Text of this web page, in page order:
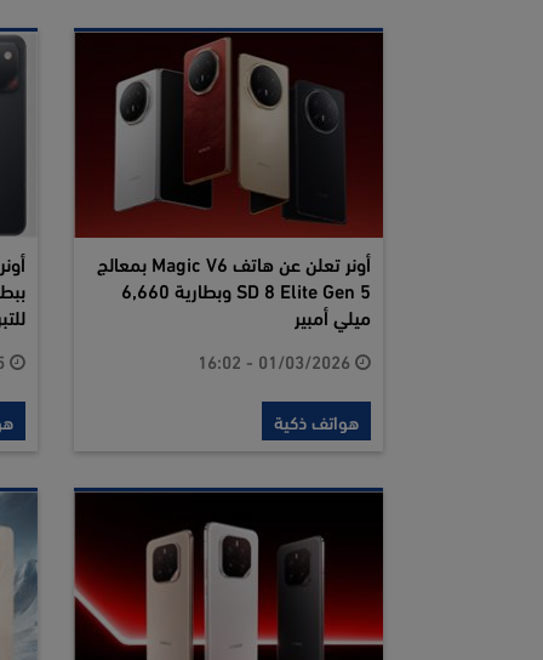
أونر تعلن عن هاتف Magic V6 بمعالج
SD 8 Elite Gen 5 وبطارية 6,660
ميلي أمبير
هواتف ذكية